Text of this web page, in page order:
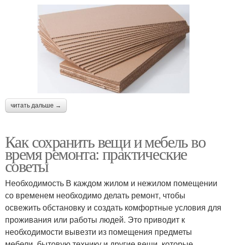
читать дальше →
Как сохранить вещи и мебель во
время ремонта: практические
советы
Необходимость В каждом жилом и нежилом помещении
со временем необходимо делать ремонт, чтобы
освежить обстановку и создать комфортные условия для
проживания или работы людей. Это приводит к
необходимости вывезти из помещения предметы